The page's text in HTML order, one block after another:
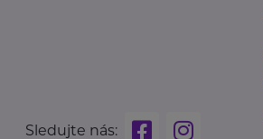
Sledujte nás: